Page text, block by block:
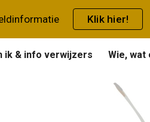
Skip
Klik hier!
ik & info verwijzers Wie, wat